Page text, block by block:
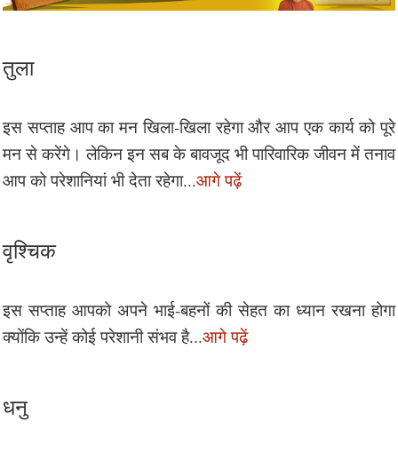
तुला
इस सप्ताह आप का मन खिला-खिला रहेगा और आप एक कार्य को पूरे
मन से करेंगे। लेकिन इन सब के बावजूद भी पारिवारिक जीवन में तनाव
आप को परेशानियां भी देता रहेगा...आगे पढ़ें
वृश्चिक
इस सप्ताह आपको अपने भाई-बहनों की सेहत का ध्यान रखना होगा
क्योंकि उन्हें कोई परेशानी संभव है...आगे पढ़ें
धनु